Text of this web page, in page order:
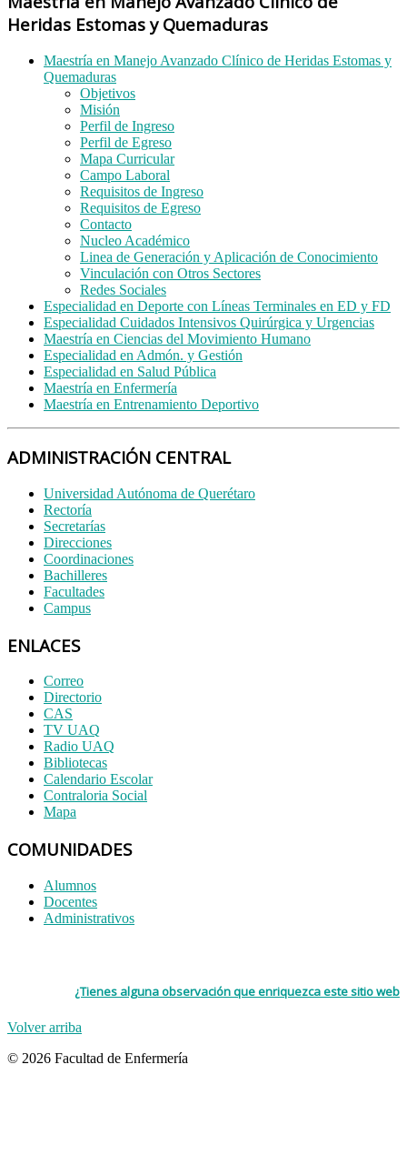
Heridas Estomas y Quemaduras
Maestría en Manejo Avanzado Clínico de Heridas Estomas y
Quemaduras
Objetivos
Misión
Perfil de Ingreso
Perfil de Egreso
Mapa Curricular
Campo Laboral
Requisitos de Ingreso
Requisitos de Egreso
Contacto
Nucleo Académico
Linea de Generación y Aplicación de Conocimiento
Vinculación con Otros Sectores
Redes Sociales
Especialidad en Deporte con Líneas Terminales en ED y FD
Especialidad Cuidados Intensivos Quirúrgica y Urgencias
Maestría en Ciencias del Movimiento Humano
Especialidad en Admón. y Gestión
Especialidad en Salud Pública
Maestría en Enfermería
Maestría en Entrenamiento Deportivo
ADMINISTRACIÓN CENTRAL
Universidad Autónoma de Querétaro
Rectoría
Secretarías
Direcciones
Coordinaciones
Bachilleres
Facultades
Campus
ENLACES
Correo
Directorio
CAS
TV UAQ
Radio UAQ
Bibliotecas
Calendario Escolar
Contraloria Social
Mapa
COMUNIDADES
Alumnos
Docentes
Administrativos
¿Tienes alguna observación que enriquezca este sitio web
Volver arriba
© 2026 Facultad de Enfermería